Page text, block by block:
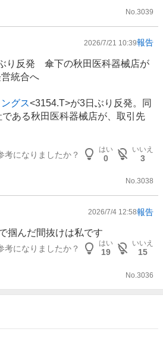
No. 3039
2026/7/21 10:39報告
り反発 傘下の秋田医科器械店が
統合へ
グス<3154.T>が3日ぶり反発。同
ある秋田医科器械店が、取引先
と経営統合の協議を開始すること
り強固なドミナント形成を構築す
イズＨＤを株式交換完全親会社、
換完全子会社とする株式交換を行
日は2028年4月1日の予定。同社
は現時点で未定としている。
考になりましたか？
はい
0
いいえ
3
No.3038
2026/7/4 12:58報告
掴んだ間抜けは私です
考になりましたか？
はい
19
いいえ
15
No. 3036